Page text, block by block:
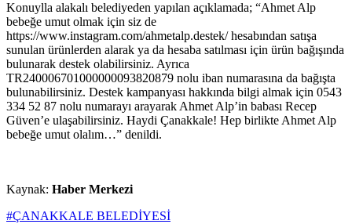
Konuylla alakalı belediyeden yapılan açıklamada; “Ahmet Alp
bebeğe umut olmak için siz de
https://www.instagram.com/ahmetalp.destek/ hesabından satışa
sunulan ürünlerden alarak ya da hesaba satılması için ürün bağışında
bulunarak destek olabilirsiniz. Ayrıca
TR240006701000000093820879 nolu iban numarasına da bağışta
bulunabilirsiniz. Destek kampanyası hakkında bilgi almak için 0543
334 52 87 nolu numarayı arayarak Ahmet Alp’in babası Recep
Güven’e ulaşabilirsiniz. Haydi Çanakkale! Hep birlikte Ahmet Alp
bebeğe umut olalım…” denildi.
Kaynak: Haber Merkezi
#ÇANAKKALE BELEDİYESİ